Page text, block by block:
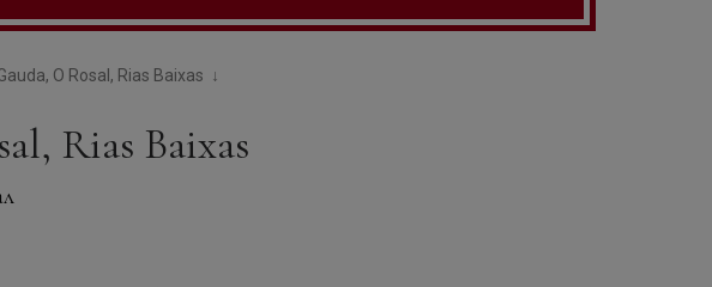
O Rosal, Rias Baixas
Rias Baixas